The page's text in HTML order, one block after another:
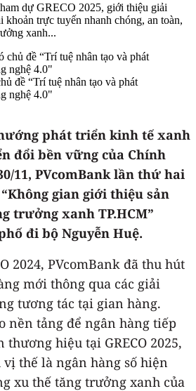
dự GRECO 2025, giới thiệu giải
khoản trực tuyến nhanh chóng, an toàn,
xanh...
đề “Trí tuệ nhân tạo và phát
nghệ 4.0"
phát triển kinh tế xanh
đổi bền vững của Chính
11, PVcomBank lần thứ hai
gian giới thiệu sản
trưởng xanh TP.HCM”
đi bộ Nguyễn Huệ.
2024, PVcomBank đã thu hút
mới thông qua các giải
tương tác tại gian hàng.
nền tảng để ngân hàng tiếp
hiệu tại GRECO 2025,
thế là ngân hàng số hiện
xu thế tăng trưởng xanh của